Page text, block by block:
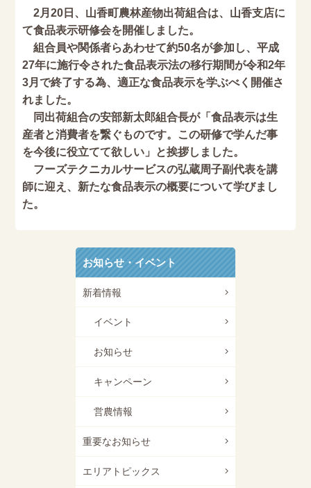
お知らせ・イベント
新着情報
イベント
お知らせ
キャンペーン
営農情報
重要なお知らせ
エリアトピックス
2月20日、山香町農林産物出荷組合は、山香支店に
て食品表示研修会を開催しました。
組合員や関係者らあわせて約50名が参加し、平成
27年に施行令された食品表示法の移行期間が令和2年
3月で終了する為、適正な食品表示を学ぶべく開催さ
れました。
同出荷組合の安部新太郎組合長が「食品表示は生
産者と消費者を繋ぐものです。この研修で学んだ事
を今後に役立てて欲しい」と挨拶しました。
フーズテクニカルサービスの弘蔵周子副代表を講
師に迎え、新たな食品表示の概要について学びまし
た。